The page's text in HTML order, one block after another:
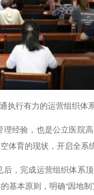
行有力的运营组织体
验，也是公立医院高
育的现状，开启全系
，完成运营组织体系
基本原则，明确“因地